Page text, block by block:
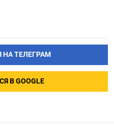
НА ТЕЛЕГРАМ
В GOOGLE